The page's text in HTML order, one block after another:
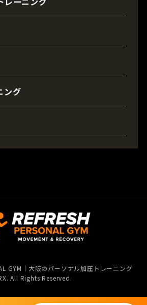
ング
GYM｜大阪のパーソナル加圧トレーニング
All Rights Reserved.